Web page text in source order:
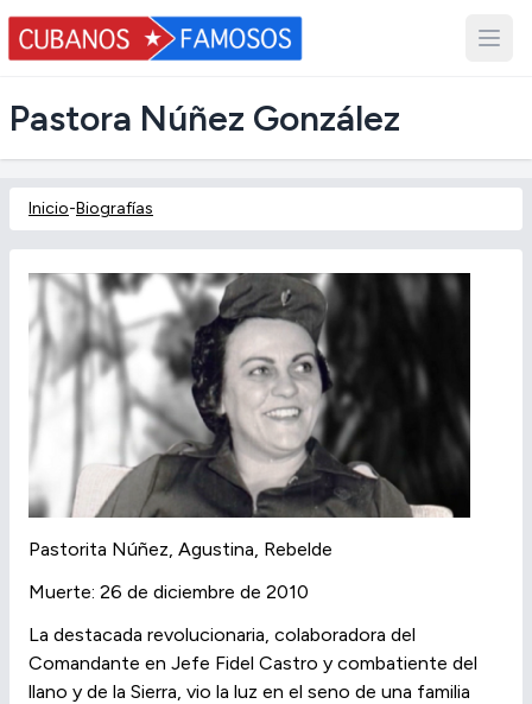
Pastora Núñez González
Inicio-Biografías
Pastorita Núñez, Agustina, Rebelde
Muerte: 26 de diciembre de 2010
La destacada revolucionaria, colaboradora del
Comandante en Jefe Fidel Castro y combatiente del
llano y de la Sierra, vio la luz en el seno de una familia